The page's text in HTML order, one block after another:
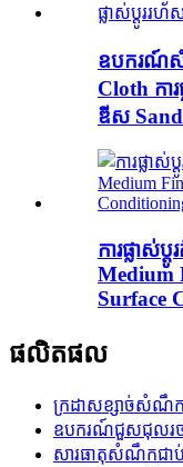
ឧបករណ៍
Cloth ការ
ឌីស
ការផ្លាស់
Medium
Surface
ផលិតផល
ក្រដាសខ្សាច់សំណឹក
ឧបករណ៍ជួសជុលរថ
សារធាតុសំណឹកជ